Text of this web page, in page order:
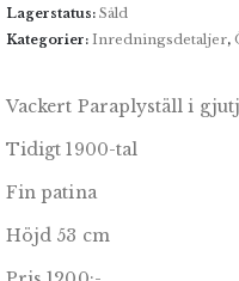
Lagerstatus: Såld
Kategorier: Inredningsdetaljer,
Vackert Paraplyställ i
Tidigt 1900-tal
Fin patina
Höjd 53 cm